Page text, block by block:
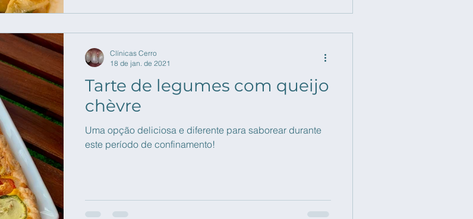
Tarte de legumes com queijo
chèvre
Uma opção deliciosa e diferente para saborear durante
este período de confinamento!
Clínicas Cerro
18 de jan. de 2021